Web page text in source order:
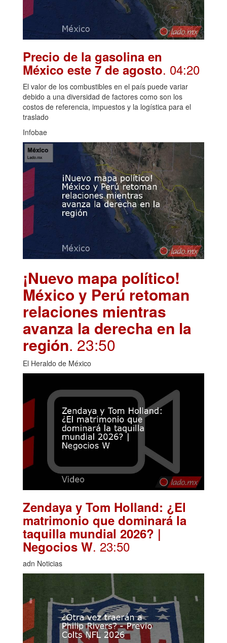
Precio de la gasolina en
México este 7 de agosto. 04:20
El valor de los combustibles en el país puede variar
debido a una diversidad de factores como son los
costos de referencia, impuestos y la logística para el
traslado
Infobae
¡Nuevo mapa político!
México y Perú retoman
relaciones mientras
avanza la derecha en la
región. 23:50
El Heraldo de México
Zendaya y Tom Holland: ¿El
matrimonio que dominará la
taquilla mundial 2026? |
Negocios W. 23:50
adn Noticias